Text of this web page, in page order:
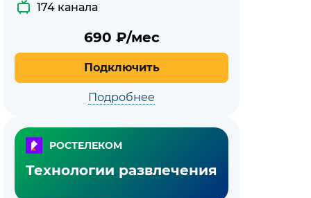
174 канала
690 ₽/мес
Подключить
Подробнее
РОСТЕЛЕКОМ
Технологии развлечения